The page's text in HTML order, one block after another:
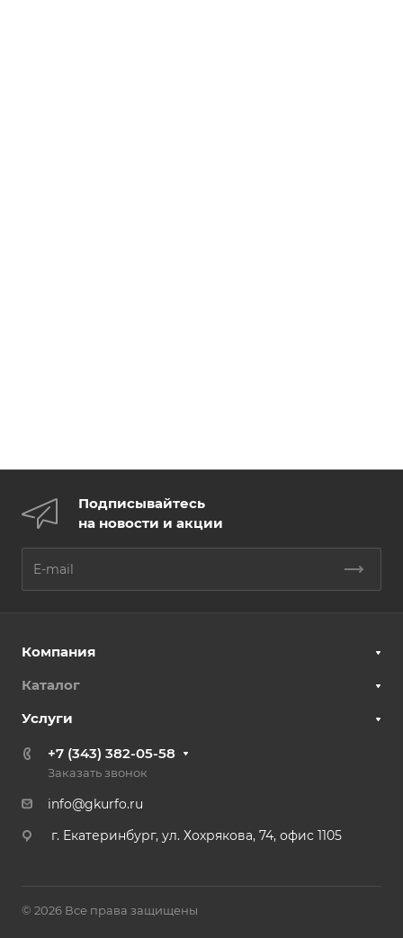
Подписывайтесь
на новости и акции
Компания
Каталог
Услуги
+7 (343) 382-05-58
Заказать звонок
info@gkurfo.ru
г. Екатеринбург, ул. Хохрякова, 74, офис 1105
© 2026 Все права защищены